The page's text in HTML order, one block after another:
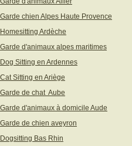
Garde chien Alpes Haute Provence
Homesitting Ardèche
Garde d'animaux alpes maritimes
Dog Sitting en Ardennes
Cat Sitting en Ariège
Garde de chat Aube
Garde d'animaux à domicile Aude
Garde de chien aveyron
Dogsitting Bas Rhin